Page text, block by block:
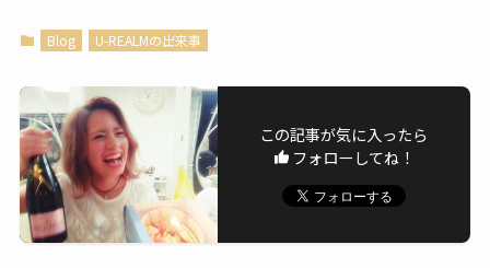
Blog U-REALMの出来事
この記事が気に入ったら
フォローしてね！